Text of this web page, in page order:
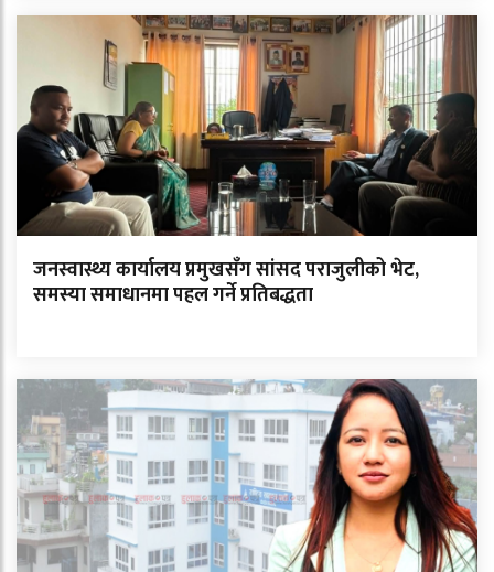
जनस्वास्थ्य कार्यालय प्रमुखसँग सांसद पराजुलीको भेट,
समस्या समाधानमा पहल गर्ने प्रतिबद्धता